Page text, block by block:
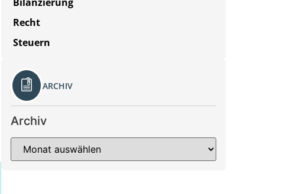
Recht
Steuern
ARCHIV
Archiv